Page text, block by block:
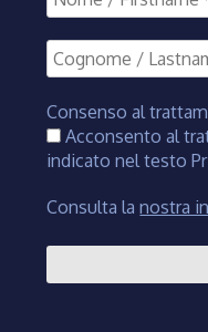
Consenso al
Acconsento al
indicato nel testo
Consulta lanostra